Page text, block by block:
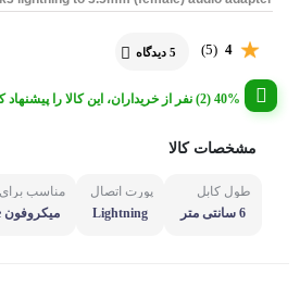
4
(5) 5 دیدگاه
40% (2) نفر از خریداران، این کالا را پیشنهاد کرده اند
مشخصات کالا
طول کابل
6 سانتی متر
پورت اتصال
Lightning
مناسب برای
میکروفون rode و boya